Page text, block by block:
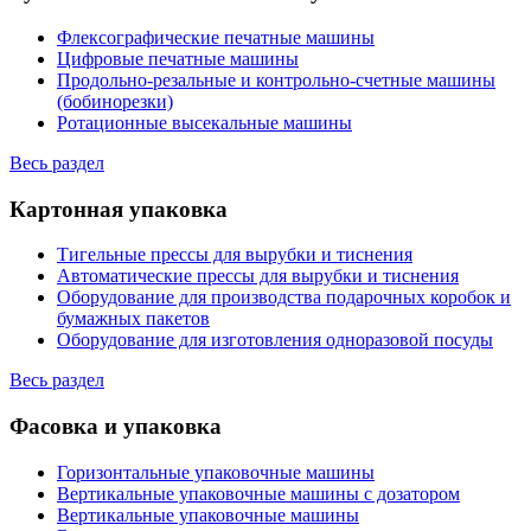
Флексографические печатные машины
Цифровые печатные машины
Продольно-резальные и контрольно-счетные машины
(бобинорезки)
Ротационные высекальные машины
Весь раздел
Картонная упаковка
Тигельные прессы для вырубки и тиснения
Автоматические прессы для вырубки и тиснения
Оборудование для производства подарочных коробок и
бумажных пакетов
Оборудование для изготовления одноразовой посуды
Весь раздел
Фасовка и упаковка
Горизонтальные упаковочные машины
Вертикальные упаковочные машины с дозатором
Вертикальные упаковочные машины